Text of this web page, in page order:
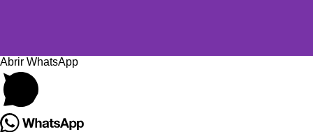
Abrir WhatsApp